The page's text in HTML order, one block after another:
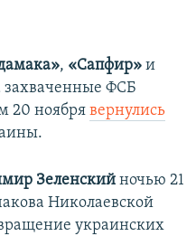
, «Сапфир» и
захваченные ФСБ
20 ноября вернулись
Зеленский ночью 21
Николаевской
украинских